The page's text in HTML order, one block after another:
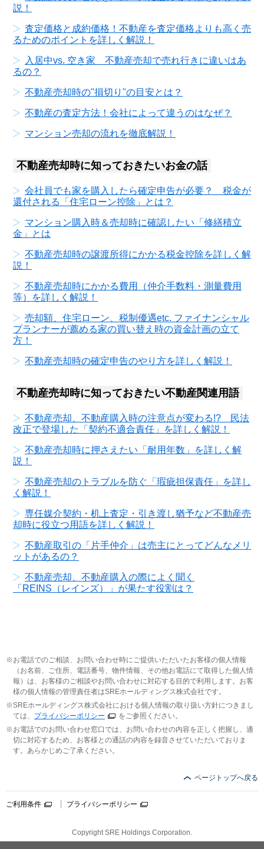
説！
査定価格と成約価格！不動産を査定価格よりも高く売
るためのポイントを詳しく解説！
入居中vs. 空き家 不動産売却で売れ行きに違いはあ
るの？
不動産売却時の"損切り"の目安とは？
不動産の査定方法！会社によって違うのはなぜ？
マンション売却の流れを徹底解説！
不動産売却時に知っておきたいお金の話
会社員でも家を購入したら確定申告が必要？ 税金が
還付される「住宅ローン控除」とは？
マンション購入時＆売却時に確認したい「修繕積立
金」とは
不動産売却時の譲渡所得にかかる税金控除を詳しく解
説！
不動産売却時にかかる費用（仲介手数料・測量費用
等）を詳しく解説！
売却額、住宅ローン、税制優遇etc. ファイナンシャル
プランナーが薦める家の買い替え時の資金計画の立て
方！
不動産売却時の確定申告のやり方を詳しく解説！
不動産売却時に知っておきたい不動産関連用語
不動産売却、不動産購入時の注意点が変わる!? 民法
改正で登場した「契約不適合責任」を詳しく解説！
不動産売却時に押さえたい「耐用年数」を詳しく解
説！
不動産売却のトラブルを防ぐ「瑕疵担保責任」を詳し
く解説！
専任媒介契約・机上査定・引き渡し猶予など不動産売
却時に役立つ用語を詳しく解説！
不動産取引の「片手仲介」は売主にとってどんなメリ
ットがあるの？
不動産売却、不動産購入の際によく聞く
「REINS（レインズ）」が果たす役割は？
お電話でのご相談、お問い合わせ時にご提供いただいたお客様の個人情報
（お名前、ご住所、電話番号、物件情報、その他お電話にて取得した個人情
報）は、お客様のご相談やお問い合わせに対応する目的で利用します。お客
様の個人情報の管理責任者はSREホールディングス株式会社です。
SREホールディングス株式会社における個人情報の取り扱い方針につきまし
ては、 プライバシーポリシー
をご参照ください。
お電話でのお問い合わせ窓口では、お問い合わせの内容を正しく把握し、適
切に対応するため、お客様との通話の内容を録音させていただいておりま
す。あらかじめご了承ください。
ページトップへ戻る
ご利用条件 プライバシーポリシー
Copyright SRE Holdings Corporation.